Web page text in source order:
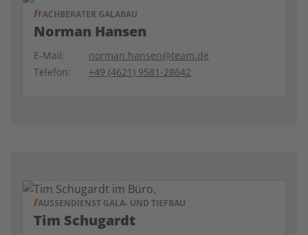
FACHBERATER GALABAU
Norman Hansen
E-Mail:
norman.hansen@team.de
Telefon:
+49 (4621) 9581-28642
AUSSENDIENST GALA- UND TIEFBAU
Tim Schugardt